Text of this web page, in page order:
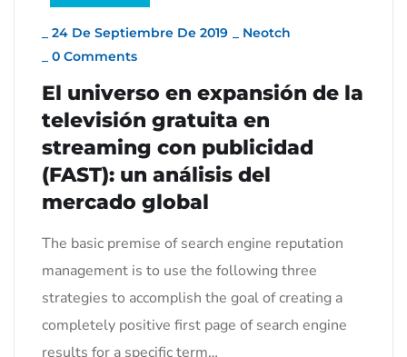
24 De Septiembre De 2019
Neotch
0 Comments
El universo en expansión de la
televisión gratuita en
streaming con publicidad
(FAST): un análisis del
mercado global
The basic premise of search engine reputation
management is to use the following three
strategies to accomplish the goal of creating a
completely positive first page of search engine
results for a specific term…